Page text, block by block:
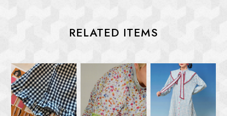
RELATED ITEMS